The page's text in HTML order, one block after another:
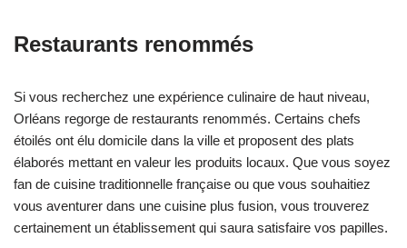
Restaurants renommés
Si vous recherchez une expérience culinaire de haut niveau,
Orléans regorge de restaurants renommés. Certains chefs
étoilés ont élu domicile dans la ville et proposent des plats
élaborés mettant en valeur les produits locaux. Que vous soyez
fan de cuisine traditionnelle française ou que vous souhaitiez
vous aventurer dans une cuisine plus fusion, vous trouverez
certainement un établissement qui saura satisfaire vos papilles.